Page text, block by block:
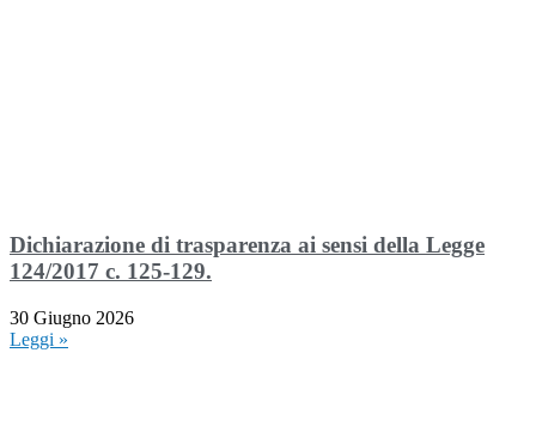
Dichiarazione di trasparenza ai sensi della Legge
124/2017 c. 125-129.
30 Giugno 2026
Leggi »